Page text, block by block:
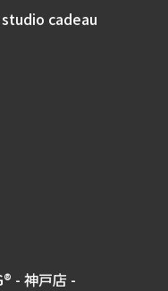
cadeau
- 神戸店 -